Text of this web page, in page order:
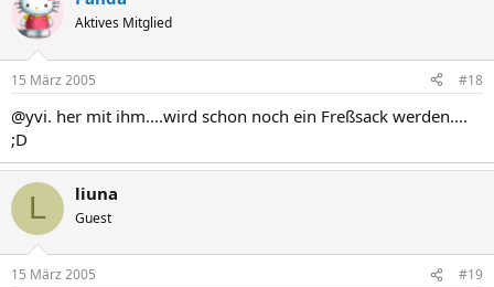
Aktives Mitglied
15 März 2005 #18
@yvi. her mit ihm....wird schon noch ein Freßsack werden....
;D
L liuna
Guest
15 März 2005 #19